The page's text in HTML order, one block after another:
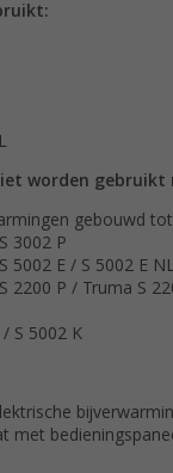
worden gebruikt
gebouwd
3002 P
5002 E / S 5002 E NL
2200 P / Truma S
S 5002 K
met